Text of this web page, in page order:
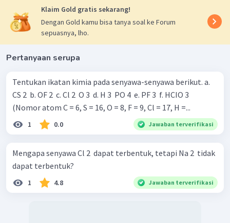
Klaim Gold gratis sekarang!
Dengan Gold kamu bisa tanya soal ke Forum
sepuasnya, lho.
Pertanyaan serupa
Tentukan ikatan kimia pada senyawa-senyawa berikut. a.
CS 2 ​ b. OF 2 ​ c. Cl 2 ​ O 3 ​ d. H 3 ​ PO 4 ​ e. PF 3 ​ f. HCIO 3 ​
(Nomor atom C = 6, S = 16, O = 8, F = 9, Cl = 17, H =...
1 0.0 Jawaban terverifikasi
Mengapa senyawa Cl 2 ​ dapat terbentuk, tetapi Na 2 ​ tidak
dapat terbentuk? ​
1 4.8 Jawaban terverifikasi